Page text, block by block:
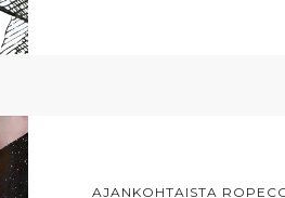
AJANKOHTAISTA